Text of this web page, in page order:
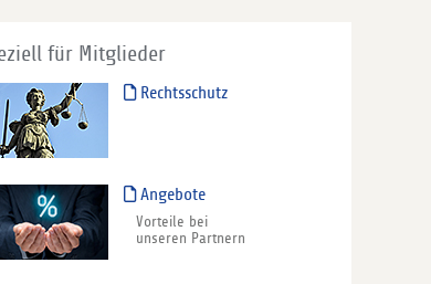
für Mitglieder
Rechtsschutz
Angebote
Vorteile bei
unseren Partnern